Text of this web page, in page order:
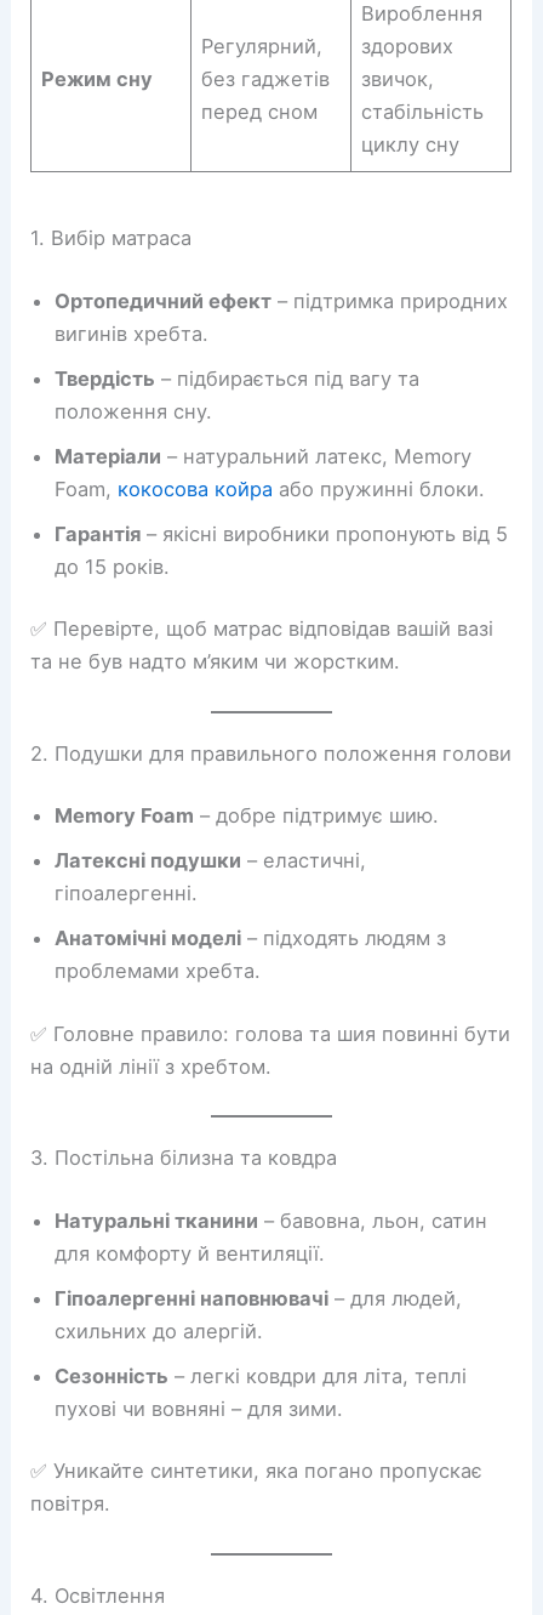
Режим сну
Регулярний,
без гаджетів
перед сном
Вироблення
здорових
звичок,
стабільність
циклу сну
1. Вибір матраса
Ортопедичний ефект – підтримка природних
вигинів хребта.
Твердість – підбирається під вагу та
положення сну.
Матеріали – натуральний латекс, Memory
Foam, кокосова койра або пружинні блоки.
Гарантія – якісні виробники пропонують від 5
до 15 років.
✅ Перевірте, щоб матрас відповідав вашій вазі
та не був надто м’яким чи жорстким.
2. Подушки для правильного положення голови
Memory Foam – добре підтримує шию.
Латексні подушки – еластичні,
гіпоалергенні.
Анатомічні моделі – підходять людям з
проблемами хребта.
✅ Головне правило: голова та шия повинні бути
на одній лінії з хребтом.
3. Постільна білизна та ковдра
Натуральні тканини – бавовна, льон, сатин
для комфорту й вентиляції.
Гіпоалергенні наповнювачі – для людей,
схильних до алергій.
Сезонність – легкі ковдри для літа, теплі
пухові чи вовняні – для зими.
✅ Уникайте синтетики, яка погано пропускає
повітря.
4. Освітлення